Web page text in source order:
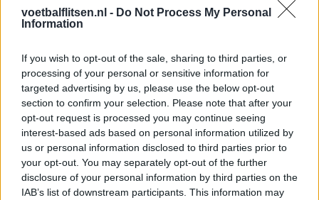
voetbalflitsen.nl - Do Not Process My Personal
Information
If you wish to opt-out of the sale, sharing to third parties, or
processing of your personal or sensitive information for
targeted advertising by us, please use the below opt-out
section to confirm your selection. Please note that after your
opt-out request is processed you may continue seeing
interest-based ads based on personal information utilized by
us or personal information disclosed to third parties prior to
your opt-out. You may separately opt-out of the further
disclosure of your personal information by third parties on the
IAB’s list of downstream participants. This information may
Kritiek op Engels van Míchel genuanceerd: ‘Ajax-
spelers snappen dat echt wel’
De eerste Míchel-dagen bij Ajax: Blind coacht,
Gloukh krijgt standje en Ceballos wordt gebeld
Steur kiest voor Newcastle na gemiste
duidelijkheid bij Ajax
Blind kan bij Ajax de speler naast Míchel worden